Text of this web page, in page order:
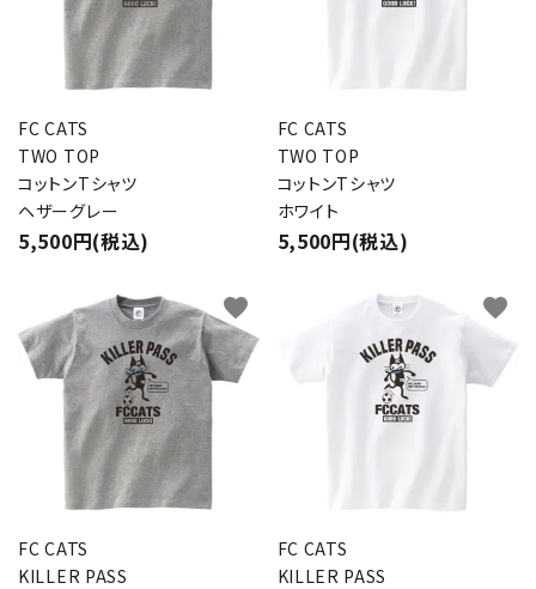
FC CATS
TWO TOP
コットンTシャツ
ヘザーグレー
5,500円(税込)
FC CATS
TWO TOP
コットンTシャツ
ホワイト
5,500円(税込)
FC CATS
KILLER PASS
favorite
FC CATS
KILLER PASS
favorite